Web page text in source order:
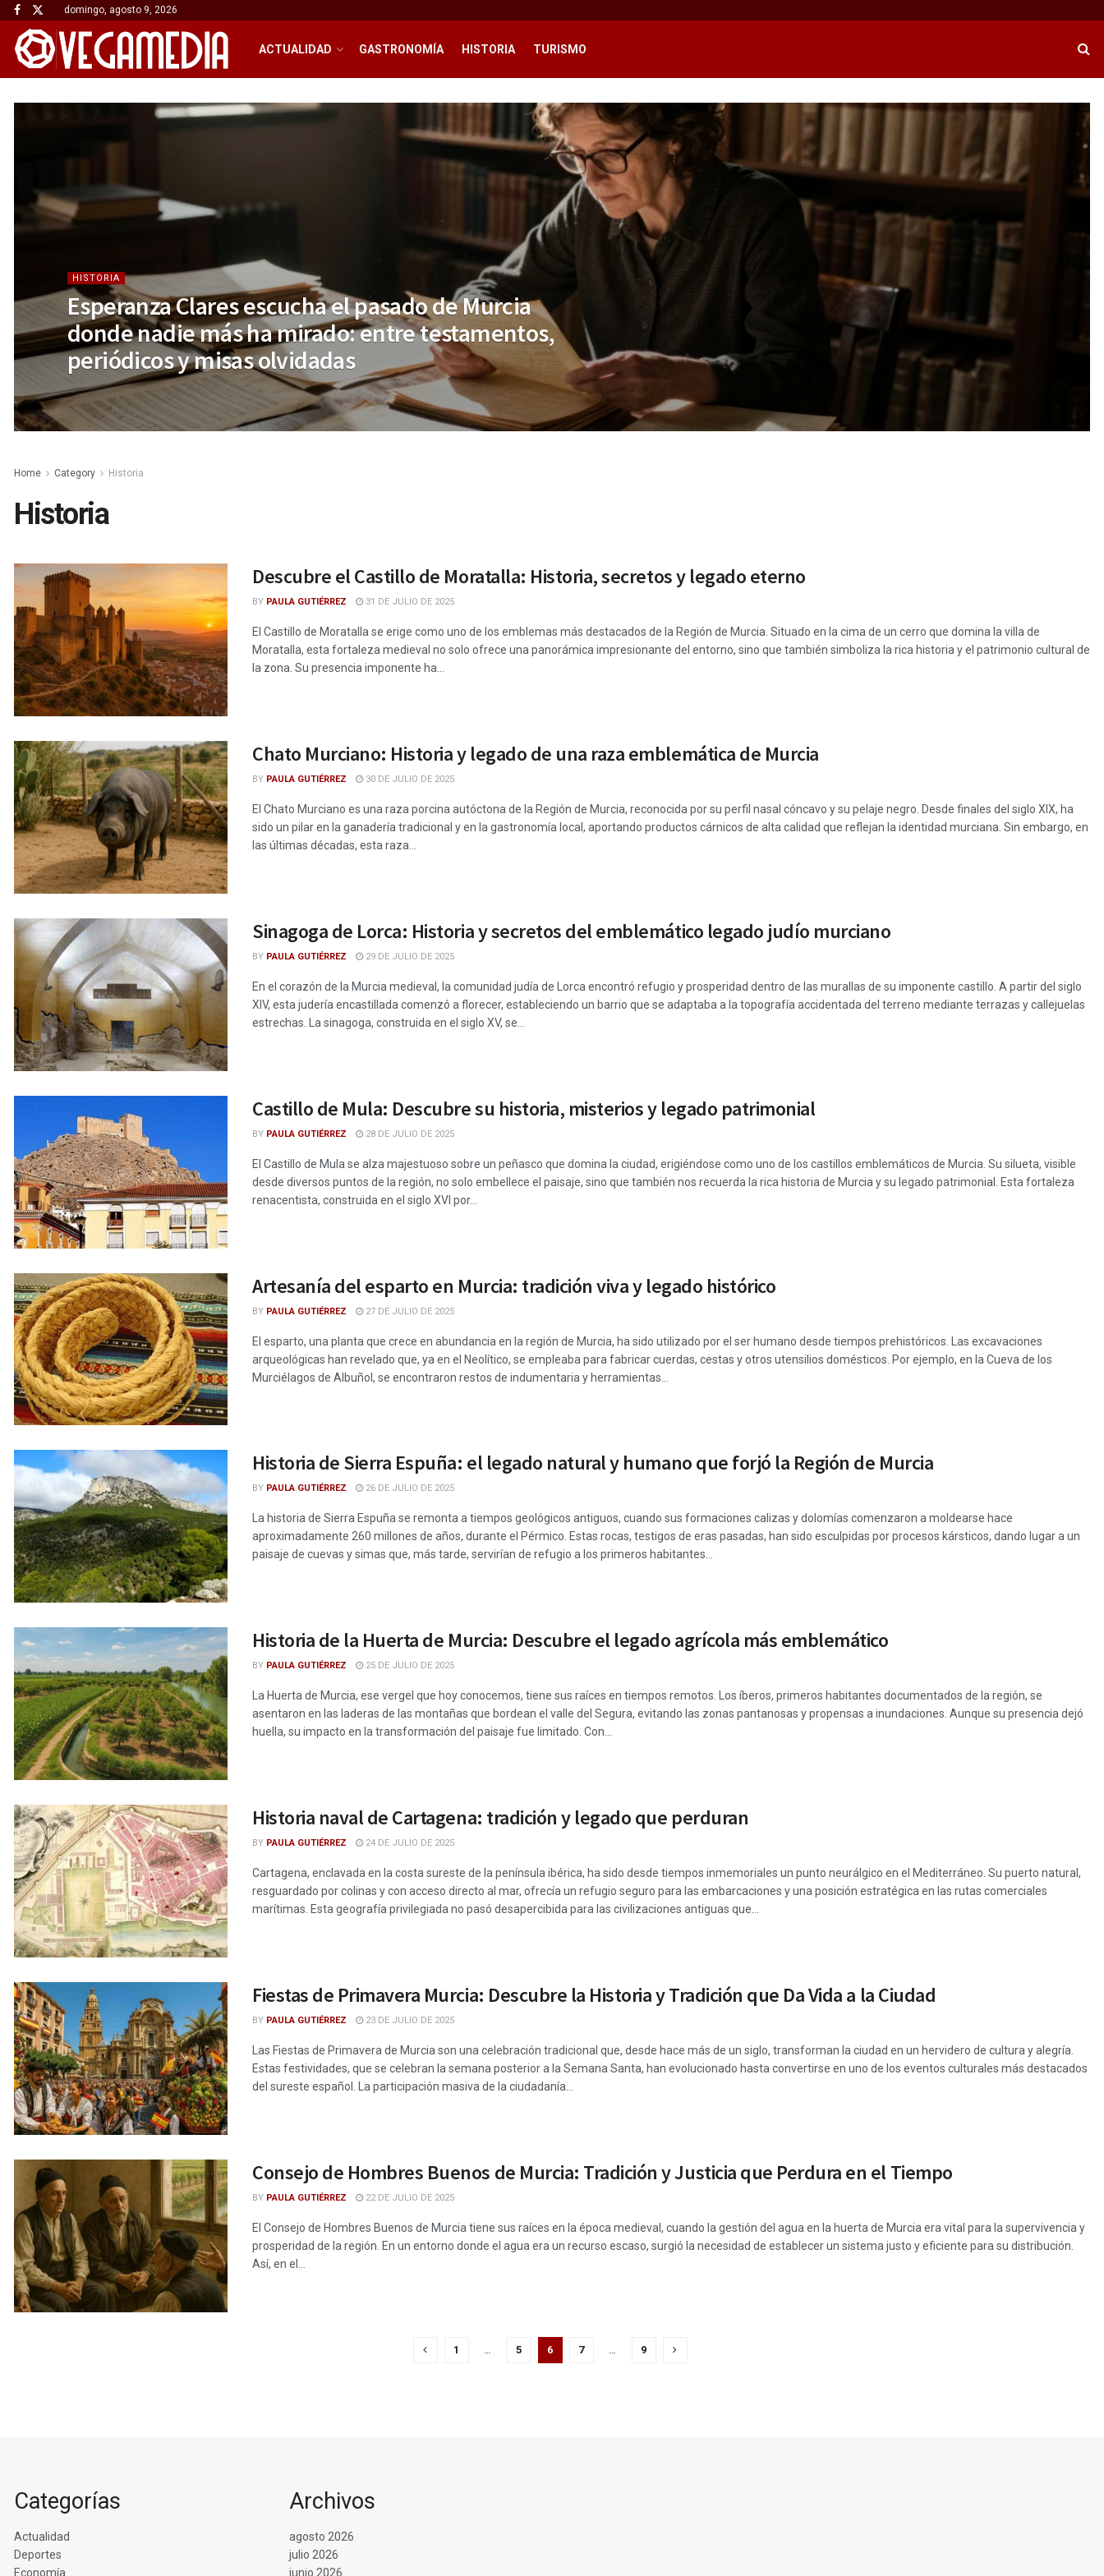
domingo, agosto 9, 2026
ACTUALIDAD GASTRONOMÍA HISTORIA TURISMO
HISTORIA
Esperanza Clares escucha el pasado de Murcia
donde nadie más ha mirado: entre testamentos,
periódicos y misas olvidadas
Home Category Historia
Historia
Descubre el Castillo de Moratalla: Historia, secretos y legado eterno
BY PAULA GUTIÉRREZ 31 DE JULIO DE 2025
El Castillo de Moratalla se erige como uno de los emblemas más destacados de la Región de Murcia. Situado en la cima de un cerro que domina la villa de
Moratalla, esta fortaleza medieval no solo ofrece una panorámica impresionante del entorno, sino que también simboliza la rica historia y el patrimonio cultural de
la zona. Su presencia imponente ha...
Chato Murciano: Historia y legado de una raza emblemática de Murcia
BY PAULA GUTIÉRREZ 30 DE JULIO DE 2025
El Chato Murciano es una raza porcina autóctona de la Región de Murcia, reconocida por su perfil nasal cóncavo y su pelaje negro. Desde finales del siglo XIX, ha
sido un pilar en la ganadería tradicional y en la gastronomía local, aportando productos cárnicos de alta calidad que reflejan la identidad murciana. Sin embargo, en
las últimas décadas, esta raza...
Sinagoga de Lorca: Historia y secretos del emblemático legado judío murciano
BY PAULA GUTIÉRREZ 29 DE JULIO DE 2025
En el corazón de la Murcia medieval, la comunidad judía de Lorca encontró refugio y prosperidad dentro de las murallas de su imponente castillo. A partir del siglo
XIV, esta judería encastillada comenzó a florecer, estableciendo un barrio que se adaptaba a la topografía accidentada del terreno mediante terrazas y callejuelas
estrechas. La sinagoga, construida en el siglo XV, se...
Castillo de Mula: Descubre su historia, misterios y legado patrimonial
BY PAULA GUTIÉRREZ 28 DE JULIO DE 2025
El Castillo de Mula se alza majestuoso sobre un peñasco que domina la ciudad, erigiéndose como uno de los castillos emblemáticos de Murcia. Su silueta, visible
desde diversos puntos de la región, no solo embellece el paisaje, sino que también nos recuerda la rica historia de Murcia y su legado patrimonial. Esta fortaleza
renacentista, construida en el siglo XVI por...
Artesanía del esparto en Murcia: tradición viva y legado histórico
BY PAULA GUTIÉRREZ 27 DE JULIO DE 2025
El esparto, una planta que crece en abundancia en la región de Murcia, ha sido utilizado por el ser humano desde tiempos prehistóricos. Las excavaciones
arqueológicas han revelado que, ya en el Neolítico, se empleaba para fabricar cuerdas, cestas y otros utensilios domésticos. Por ejemplo, en la Cueva de los
Murciélagos de Albuñol, se encontraron restos de indumentaria y herramientas...
Historia de Sierra Espuña: el legado natural y humano que forjó la Región de Murcia
BY PAULA GUTIÉRREZ 26 DE JULIO DE 2025
La historia de Sierra Espuña se remonta a tiempos geológicos antiguos, cuando sus formaciones calizas y dolomías comenzaron a moldearse hace
aproximadamente 260 millones de años, durante el Pérmico. Estas rocas, testigos de eras pasadas, han sido esculpidas por procesos kársticos, dando lugar a un
paisaje de cuevas y simas que, más tarde, servirían de refugio a los primeros habitantes...
Historia de la Huerta de Murcia: Descubre el legado agrícola más emblemático
BY PAULA GUTIÉRREZ 25 DE JULIO DE 2025
La Huerta de Murcia, ese vergel que hoy conocemos, tiene sus raíces en tiempos remotos. Los íberos, primeros habitantes documentados de la región, se
asentaron en las laderas de las montañas que bordean el valle del Segura, evitando las zonas pantanosas y propensas a inundaciones. Aunque su presencia dejó
huella, su impacto en la transformación del paisaje fue limitado. Con...
Historia naval de Cartagena: tradición y legado que perduran
BY PAULA GUTIÉRREZ 24 DE JULIO DE 2025
Cartagena, enclavada en la costa sureste de la península ibérica, ha sido desde tiempos inmemoriales un punto neurálgico en el Mediterráneo. Su puerto natural,
resguardado por colinas y con acceso directo al mar, ofrecía un refugio seguro para las embarcaciones y una posición estratégica en las rutas comerciales
marítimas. Esta geografía privilegiada no pasó desapercibida para las civilizaciones antiguas que...
Fiestas de Primavera Murcia: Descubre la Historia y Tradición que Da Vida a la Ciudad
BY PAULA GUTIÉRREZ 23 DE JULIO DE 2025
Las Fiestas de Primavera de Murcia son una celebración tradicional que, desde hace más de un siglo, transforman la ciudad en un hervidero de cultura y alegría.
Estas festividades, que se celebran la semana posterior a la Semana Santa, han evolucionado hasta convertirse en uno de los eventos culturales más destacados
del sureste español. La participación masiva de la ciudadanía...
Consejo de Hombres Buenos de Murcia: Tradición y Justicia que Perdura en el Tiempo
BY PAULA GUTIÉRREZ 22 DE JULIO DE 2025
El Consejo de Hombres Buenos de Murcia tiene sus raíces en la época medieval, cuando la gestión del agua en la huerta de Murcia era vital para la supervivencia y
prosperidad de la región. En un entorno donde el agua era un recurso escaso, surgió la necesidad de establecer un sistema justo y eficiente para su distribución.
Así, en el...
1 5 6 7 9
Categorías
Actualidad
Deportes
Economía
Archivos
agosto 2026
julio 2026
junio 2026